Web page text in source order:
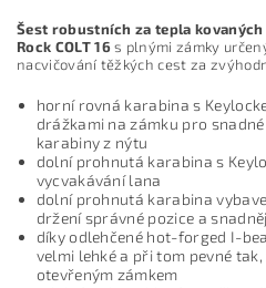
Šest robustních za tepla
Rock COLT 16s plnými zámky
nacvičování těžkých cest za
horní rovná karabina s
drážkami na zámku pro
karabiny z nýtu
dolní prohnutá karabina s
vycvakávání lana
dolní prohnutá karabina
držení správné pozice a
díky odlehčené hot-forged I-
velmi lehké a při tom pevné tak,
otevřeným zámkem